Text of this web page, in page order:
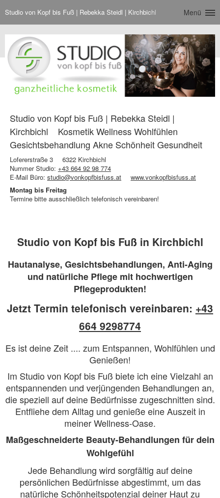
Studio von Kopf bis Fuß | Rebekka Steidl | Kirchbichl Menü
Studio von Kopf bis Fuß | Rebekka Steidl |
Kirchbichl
Kosmetik Wellness Wohlfühlen
Gesichtsbehandlung Akne Schönheit Gesundheit
Lofererstraße 3
6322 Kirchbichl
Nummer Studio: +43 664 92 98 774
E-Mail Büro: studio@vonkopfbisfuss.at
www.vonkopfbisfuss.at
Montag bis Freitag
Termine bitte ausschließlich telefonisch vereinbaren!
Studio von Kopf bis Fuß in Kirchbichl
Hautanalyse, Gesichtsbehandlungen, Anti-Aging
und natürliche Pflege mit hochwertigen
Pflegeprodukten!
Jetzt Termin telefonisch vereinbaren: +43
664 9298774
Es ist deine Zeit .... zum Entspannen, Wohlfühlen und
Genießen!
Im Studio von Kopf bis Fuß biete ich eine Vielzahl an
entspannenden und verjüngenden Behandlungen an,
die speziell auf deine Bedürfnisse zugeschnitten sind.
Entfliehe dem Alltag und genieße eine Auszeit in
meiner Wellness-Oase.
Maßgeschneiderte Beauty-Behandlungen für dein
Wohlgefühl
Jede Behandlung wird sorgfältig auf deine
persönlichen Bedürfnisse abgestimmt, um das
natürliche Schönheitspotenzial deiner Haut zu